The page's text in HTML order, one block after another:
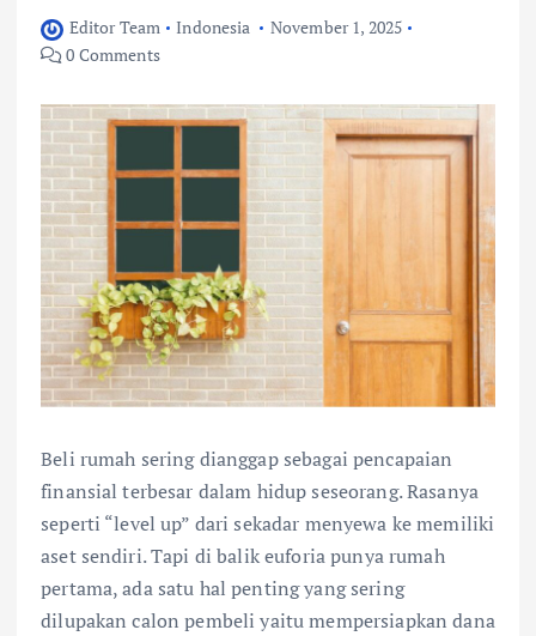
Editor Team Indonesia
November 1, 2025
0 Comments
Beli rumah sering dianggap sebagai pencapaian
finansial terbesar dalam hidup seseorang. Rasanya
seperti “level up” dari sekadar menyewa ke memiliki
aset sendiri. Tapi di balik euforia punya rumah
pertama, ada satu hal penting yang sering
dilupakan calon pembeli yaitu mempersiapkan dana